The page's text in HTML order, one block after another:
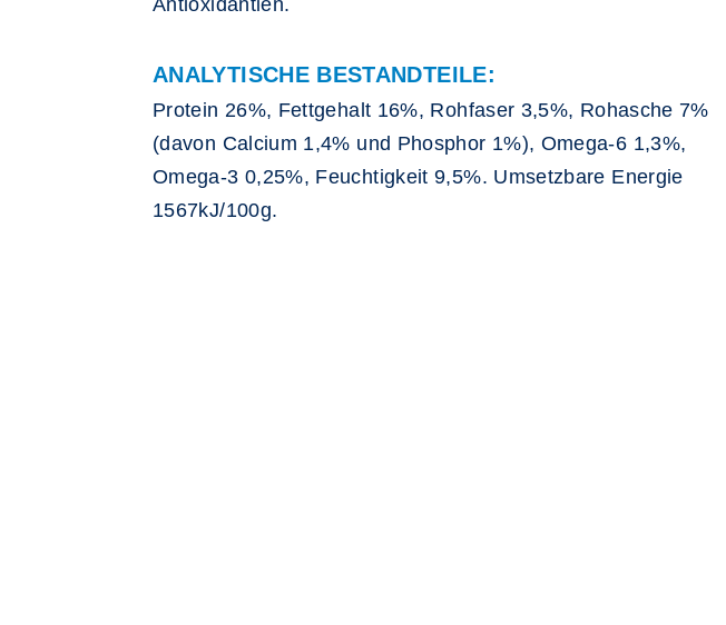
Antioxidantien.
ANALYTISCHE BESTANDTEILE:
Protein 26%, Fettgehalt 16%, Rohfaser 3,5%, Rohasche 7%
(davon Calcium 1,4% und Phosphor 1%), Omega-6 1,3%,
Omega-3 0,25%, Feuchtigkeit 9,5%. Umsetzbare Energie
1567kJ/100g.